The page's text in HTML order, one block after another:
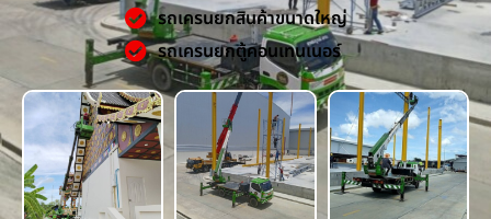
รถเครนยกสินค้าขนาดใหญ่
รถเครนยกตู้คอนเทนเนอร์